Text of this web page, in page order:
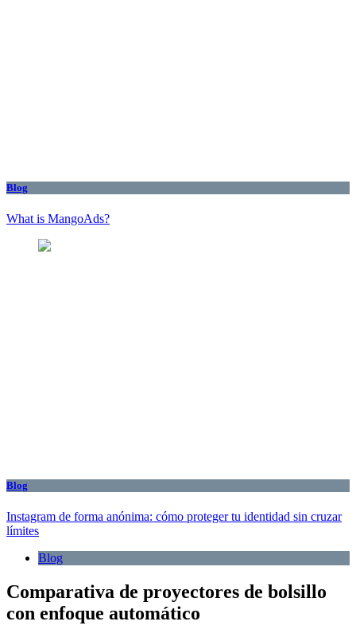
Blog
What is MangoAds?
Blog
Instagram de forma anónima: cómo proteger tu identidad sin cruzar
límites
Blog
Comparativa de proyectores de bolsillo
con enfoque automático